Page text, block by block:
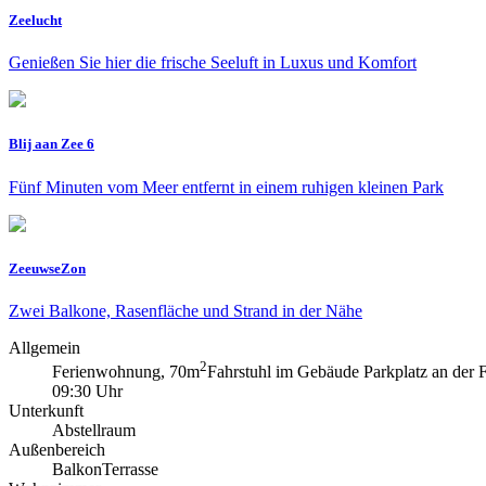
Zeelucht
Genießen Sie hier die frische Seeluft in Luxus und Komfort
Blij aan Zee 6
Fünf Minuten vom Meer entfernt in einem ruhigen kleinen Park
ZeeuwseZon
Zwei Balkone, Rasenfläche und Strand in der Nähe
Allgemein
Ferienwohnung, 70m2Fahrstuhl im Gebäude Parkplatz an der
09:30 Uhr
Unterkunft
Abstellraum
Außenbereich
BalkonTerrasse